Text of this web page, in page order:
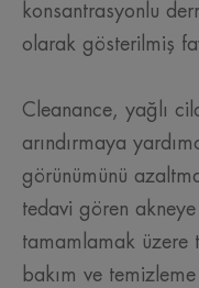
konsantrasyonlu
olarak gösterilmiş
Cleanance, yağlı
arındırmaya
görünümünü
tedavi gören akneye
tamamlamak üzere
bakım ve